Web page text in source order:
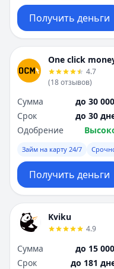
Получить деньги
One click
4.7
(18отзывов)
Сумма
до 30
Срок
до 30
Одобрение
Займ на карту 24/7
Получить деньги
Kviku
4.9
Сумма
до 15
Срок
до 181